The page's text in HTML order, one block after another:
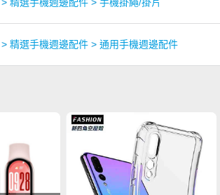
> 精選手機週邊配件 > 手機掛繩/掛片
> 精選手機週邊配件 > 通用手機週邊配件